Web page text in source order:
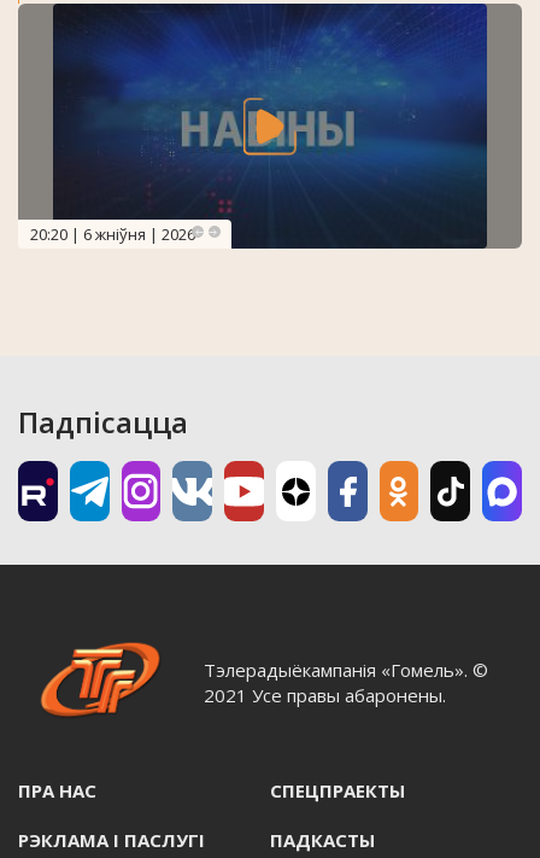
20:20 | 6 жніўня | 2026
Падпісацца
Тэлерадыёкампанія «Гомель». ©
2021 Усе правы абаронены.
ПРА НАС СПЕЦПРАЕКТЫ
РЭКЛАМА I ПАСЛУГI ПАДКАСТЫ